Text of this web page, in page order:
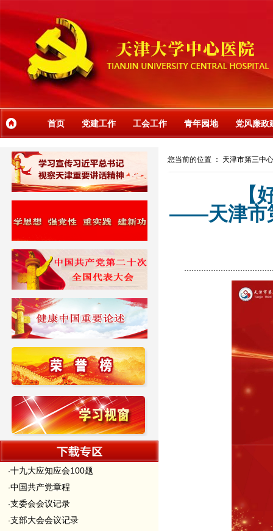
首页 党建工作 工会工作 青年园地 党风廉政
·十九大应知应会100题
·中国共产党章程
·支委会会议记录
·支部大会会议记录
您当前的位置 ： 天津市第三中
【
——天津市